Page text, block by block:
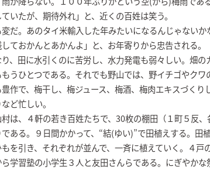
いたが、期待外れ」と、近くの百姓は笑う。
変だ。あのタイ米輸入した年みたいになるんじゃない
ておかんとあかんよ」と、お年寄りから忠告される。
、田に水引くのに苦労し、水力発電も弱々しい。畑
うひとつである。それでも野山では、野イチゴやクワ
作で、梅干し、梅ジュース、梅酒、梅肉エキスづくり
ど忙しい。
は、４軒の若き百姓たちで、30枚の棚田（１町５反
ある。９日間かかって、“結(ゆい)”で田植えする。田
を引き、それぞれが並んで、一斉に植えていく。４戸
学習塾の小学生３人と友田さんらである。にぎやかな